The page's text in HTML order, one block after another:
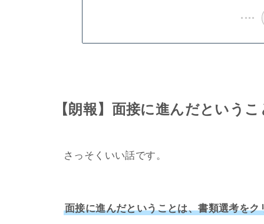
【朗報】面接に進んだという
さっそくいい話です。
面接に進んだということは、書類選考をク